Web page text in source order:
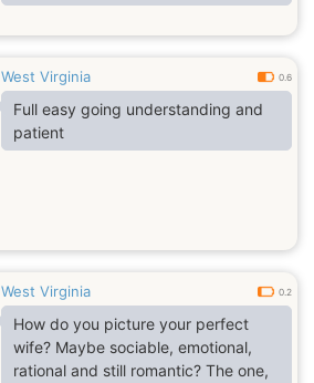
fishing, listening to music, playing
video games and hanging out with
West Virginia 0.6
Full easy going understanding and
patient
West Virginia 0.2
How do you picture your perfect
wife? Maybe sociable, emotional,
rational and still romantic? The one,